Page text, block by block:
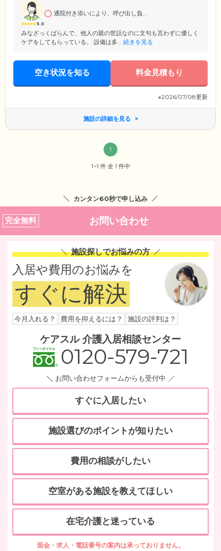
5.0
通院付き添いにより、呼び出し負...
みなざっくばらんで、他人の親の世話なのに文句も言わずに優しく
ケアをしてもらっている。 設備は多... 続きを見る
空き状況を知る 料金見積もり
※2026/07/08更新
施設の詳細を見る
1
1~1 件 全 1 件中
カンタン60秒で申し込み
完全無料 お問い合わせ
施設探しでお悩みの方
入居や費用のお悩みを
すぐに解決
今月入れる？ 費用を抑えるには？ 施設の評判は？
ケアスル 介護入居相談センター
0120-579-721
お問い合わせフォームからも受付中
すぐに入居したい
施設選びのポイントが知りたい
費用の相談がしたい
空室がある施設を教えてほしい
在宅介護と迷っている
面会・求人・電話番号の案内は承っておりません。